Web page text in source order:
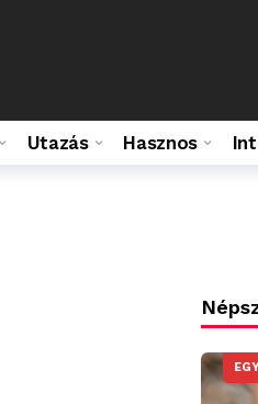
Utazás Hasznos